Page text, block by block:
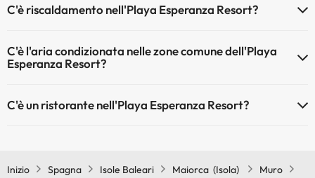
C'è riscaldamento nell'Playa Esperanza Resort?
comuni
C'è l'aria condizionata nelle zone comune dell'Playa
Esperanza Resort?
comuni.
C'è un ristorante nell'Playa Esperanza Resort?
Inizio Spagna Isole Baleari Maiorca (Isola)
Muro